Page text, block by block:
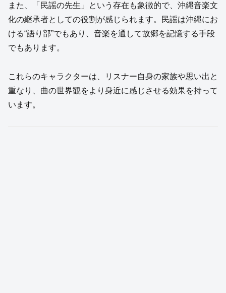
また、「民謡の先生」という存在も象徴的で、沖縄音楽文
化の継承者としての役割が感じられます。民謡は沖縄にお
ける“語り部”でもあり、音楽を通して故郷を記憶する手段
でもあります。
これらのキャラクターは、リスナー自身の家族や思い出と
重なり、曲の世界観をより身近に感じさせる効果を持って
います。